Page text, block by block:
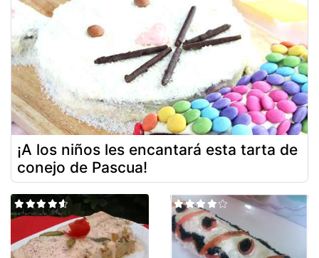
¡A los niños les encantará esta tarta de
conejo de Pascua!